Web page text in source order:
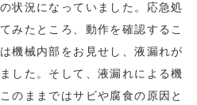
状況になっていました。応急処
みたところ、動作を確認するこ
機械内部をお見せし、液漏れが
した 。そして、 液漏れによる機
のままではサビや腐食の原因と